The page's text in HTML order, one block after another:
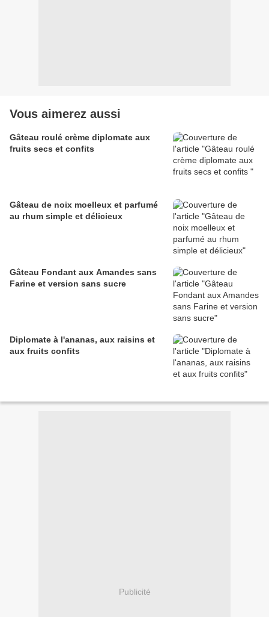
Vous aimerez aussi
Gâteau roulé crème diplomate aux
fruits secs et confits
Gâteau de noix moelleux et parfumé
au rhum simple et délicieux
Gâteau Fondant aux Amandes sans
Farine et version sans sucre
Diplomate à l'ananas, aux raisins et
aux fruits confits
Publicité